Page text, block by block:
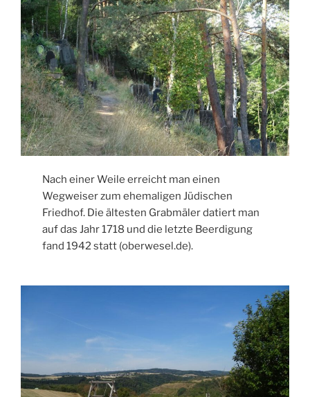
Nach einer Weile erreicht man einen
Wegweiser zum ehemaligen Jüdischen
Friedhof. Die ältesten Grabmäler datiert man
auf das Jahr 1718 und die letzte Beerdigung
fand 1942 statt (oberwesel.de).